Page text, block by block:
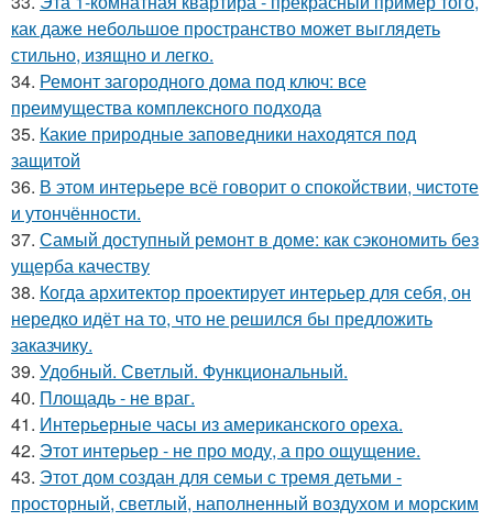
как даже небольшое пространство может выглядеть
стильно, изящно и легко.
34. Ремонт загородного дома под ключ: все
преимущества комплексного подхода
35. Какие природные заповедники находятся под
защитой
36. В этом интерьере всё говорит о спокойствии, чистоте
и утончённости.
37. Самый доступный ремонт в доме: как сэкономить без
ущерба качеству
38. Когда архитектор проектирует интерьер для себя, он
нередко идёт на то, что не решился бы предложить
заказчику.
39. Удобный. Светлый. Функциональный.
40. Площадь - не враг.
41. Интерьерные часы из американского ореха.
42. Этот интерьер - не про моду, а про ощущение.
43. Этот дом создан для семьи с тремя детьми -
просторный, светлый, наполненный воздухом и морским